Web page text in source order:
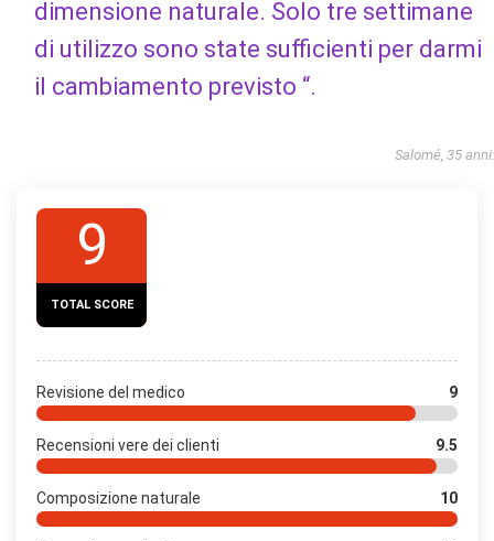
dimensione naturale. Solo tre settimane
di utilizzo sono state sufficienti per darmi
il cambiamento previsto “.
Salomé, 35 anni:
9
TOTAL SCORE
Revisione del medico 9
Recensioni vere dei clienti 9.5
Composizione naturale 10